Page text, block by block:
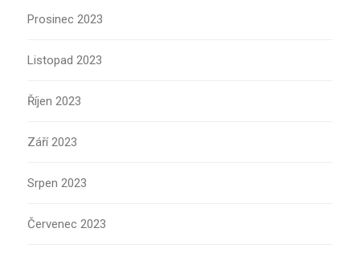
Prosinec 2023
Listopad 2023
Říjen 2023
Září 2023
Srpen 2023
Červenec 2023